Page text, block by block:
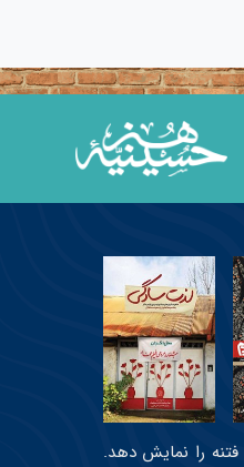
فتنه را نمایش دهد.